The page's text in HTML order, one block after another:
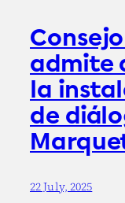
admite
la
de
22 July, 2025